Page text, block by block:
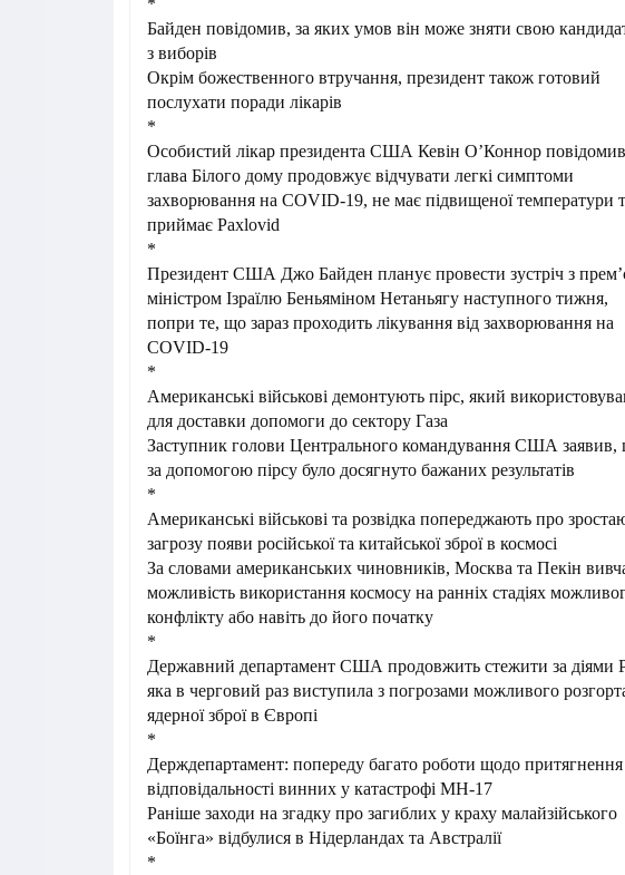
*
Байден повідомив, за яких умов він може зняти свою
з виборів
Окрім божественного втручання, президент також готовий
послухати поради лікарів
*
Особистий лікар президента США Кевін О’Коннор
глава Білого дому продовжує відчувати легкі симптоми
захворювання на COVID-19, не має підвищеної температури
приймає Paxlovid
*
Президент США Джо Байден планує провести зустріч з
міністром Ізраїлю Беньяміном Нетаньягу наступного тижня,
попри те, що зараз проходить лікування від захворювання на
COVID-19
*
Американські військові демонтують пірс, який
для доставки допомоги до сектору Газа
Заступник голови Центрального командування США заявив,
за допомогою пірсу було досягнуто бажаних результатів
*
Американські військові та розвідка попереджають про
загрозу появи російської та китайської зброї в космосі
За словами американських чиновників, Москва та Пекін
можливість використання космосу на ранніх стадіях
конфлікту або навіть до його початку
*
Державний департамент США продовжить стежити за діями
яка в черговий раз виступила з погрозами можливого
ядерної зброї в Європі
*
Держдепартамент: попереду багато роботи щодо
відповідальності винних у катастрофі MH-17
Раніше заходи на згадку про загиблих у краху малайзійського
«Боїнга» відбулися в Нідерландах та Австралії
*